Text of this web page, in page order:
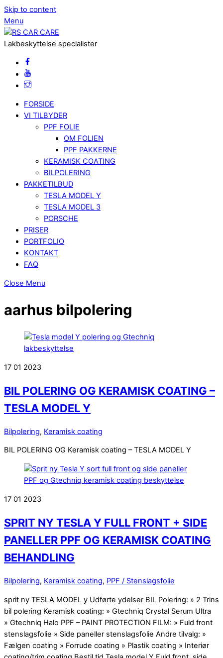
Skip to content
Menu
Lakbeskyttelse specialister
FORSIDE
VI TILBYDER
PPF FOLIE
OM FOLIEN
PPF PAKKERNE
KERAMISK COATING
BILPOLERING
PAKKETILBUD
TESLA MODEL Y
TESLA MODEL 3
PORSCHE
PRISER
PORTFOLIO
KONTAKT
FAQ
Close Menu
aarhus bilpolering
17 01 2023
BIL POLERING OG KERAMISK COATING –
TESLA MODEL Y
Bilpolering, Keramisk coating
BIL POLERING OG Keramisk coating – TESLA MODEL Y
17 01 2023
SPRIT NY TESLA Y FULL FRONT + SIDE
PANELLER PPF OG KERAMISK COATING
BEHANDLING
Bilpolering, Keramisk coating, PPF / Stenslagsfolie
sprit ny TESLA MODEL y Udførte ydelser BIL Polering: » 2 Trins
bil polering Keramisk coating: » Gtechniq Crystal Serum Ultra
» Gtechniq Halo PPF – PAINT PROTECTION FILM: » Fuld front
stenslagsfolie » Side paneller stenslagsfolie Andre tilvalg: »
Fælgen coating » Forrude coating » Plastik coating » Interiør